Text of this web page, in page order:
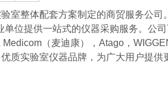
室整体配套方案制定的商贸服务公
位提供一站式的仪器采购服务。公
（麦迪康），Atago，
质实验室仪器品牌，为广大用户提